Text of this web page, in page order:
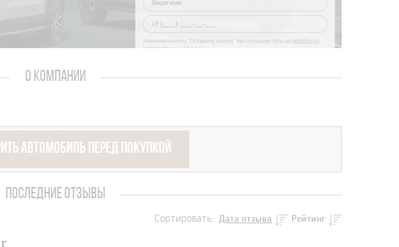
О КОМПАНИИ
АВТОМОБИЛЬ ПЕРЕД ПОКУПКОЙ
ПОСЛЕДНИЕ ОТЗЫВЫ
Сортировать: Дата отзыва Рейтинг